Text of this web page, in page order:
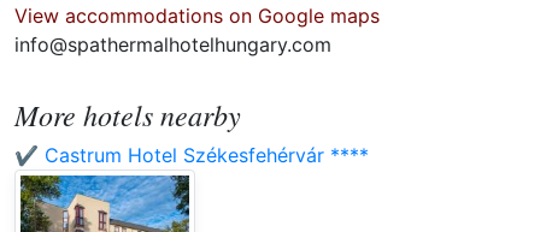
View accommodations on Google maps
info@spathermalhotelhungary.com
More hotels nearby
✔️ Castrum Hotel Székesfehérvár ****